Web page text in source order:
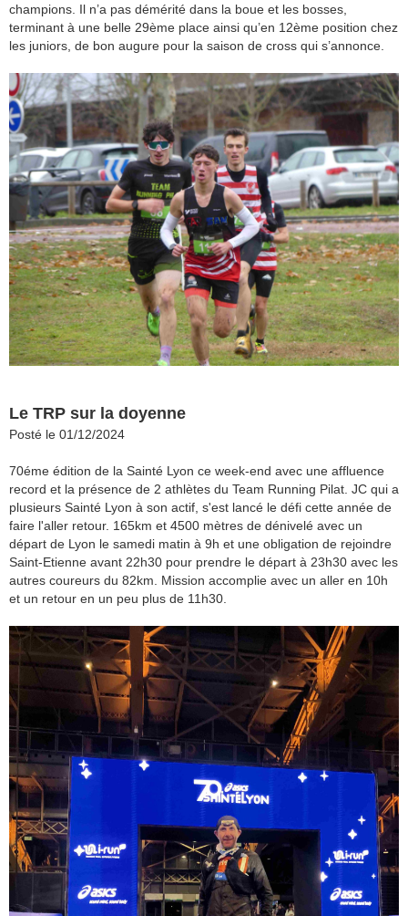
champions. Il n’a pas démérité dans la boue et les bosses,
terminant à une belle 29ème place ainsi qu’en 12ème position chez
les juniors, de bon augure pour la saison de cross qui s’annonce.
Le TRP sur la doyenne
Posté le 01/12/2024
70éme édition de la Sainté Lyon ce week-end avec une affluence
record et la présence de 2 athlètes du Team Running Pilat. JC qui a
plusieurs Sainté Lyon à son actif, s'est lancé le défi cette année de
faire l'aller retour. 165km et 4500 mètres de dénivelé avec un
départ de Lyon le samedi matin à 9h et une obligation de rejoindre
Saint-Etienne avant 22h30 pour prendre le départ à 23h30 avec les
autres coureurs du 82km. Mission accomplie avec un aller en 10h
et un retour en un peu plus de 11h30.